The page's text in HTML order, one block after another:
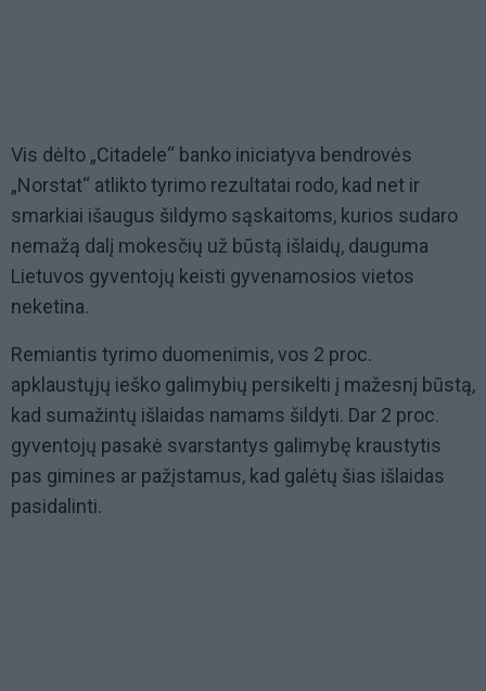
Vis dėlto „Citadele“ banko iniciatyva bendrovės
„Norstat“ atlikto tyrimo rezultatai rodo, kad net ir
smarkiai išaugus šildymo sąskaitoms, kurios sudaro
nemažą dalį mokesčių už būstą išlaidų, dauguma
Lietuvos gyventojų keisti gyvenamosios vietos
neketina.
Remiantis tyrimo duomenimis, vos 2 proc.
apklaustųjų ieško galimybių persikelti į mažesnį būstą,
kad sumažintų išlaidas namams šildyti. Dar 2 proc.
gyventojų pasakė svarstantys galimybę kraustytis
pas gimines ar pažįstamus, kad galėtų šias išlaidas
pasidalinti.